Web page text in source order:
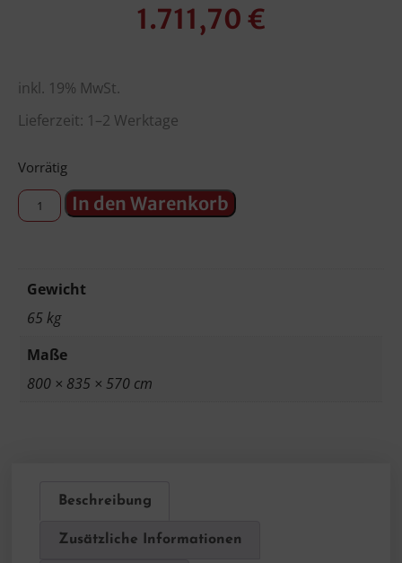
1.711,70 €
inkl. 19% MwSt.
Lieferzeit: 1–2 Werktage
Vorrätig
In den Warenkorb
Gewicht
65 kg
Maße
800 × 835 × 570 cm
Beschreibung
Zusätzliche Informationen